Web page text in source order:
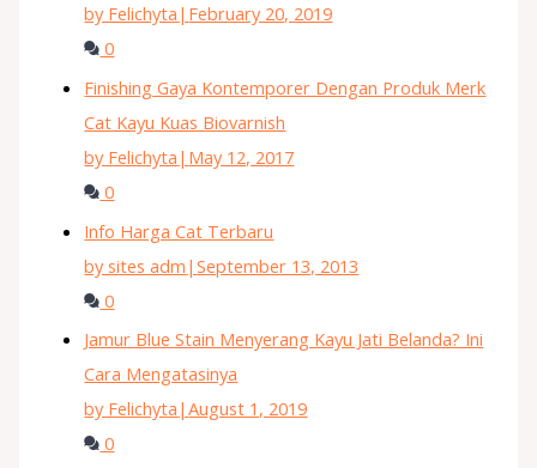
by Felichyta | February 20, 2019
0
Finishing Gaya Kontemporer Dengan Produk Merk
Cat Kayu Kuas Biovarnish
by Felichyta | May 12, 2017
0
Info Harga Cat Terbaru
by sites adm |September 13, 2013
0
Jamur Blue Stain Menyerang Kayu Jati Belanda? Ini
Cara Mengatasinya
by Felichyta |August 1, 2019
0